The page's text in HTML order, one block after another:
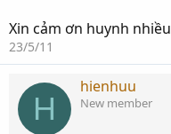
Xin cảm ơn huynh nhiều
23/5/11
H
hienhuu
New member